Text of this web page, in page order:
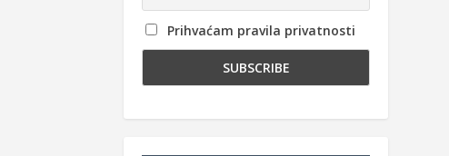
Prihvaćam pravila privatnosti